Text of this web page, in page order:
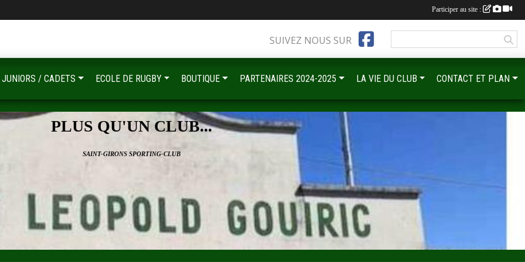
PLUS QU'UN CLUB...
SAINT-GIRONS SPORTING-CLUB
SUIVEZ NOUS SUR
JUNIORS / CADETS ECOLE DE RUGBY BOUTIQUE PARTENAIRES 2024-2025 LA VIE DU CLUB CONTACT ET PLAN
Participer au site :